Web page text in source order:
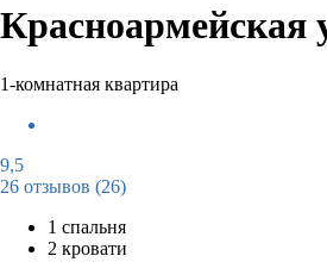
Красноармейская
1-комнатная квартира
9,5
26 отзывов (26)
1 спальня
2 кровати